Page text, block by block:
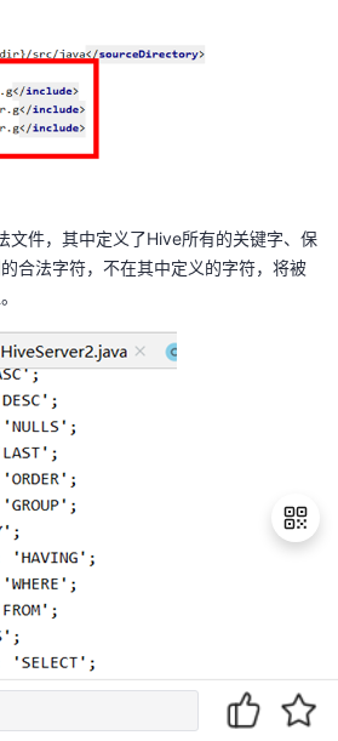
文件，其中定义了Hive所有的关键字、保
合法字符，不在其中定义的字符，将被